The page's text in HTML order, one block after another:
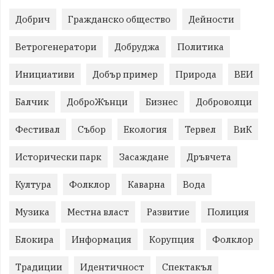
Добрич Гражданско общество Дейности
Ветрогенератори Добруджа Политика
Инициативи Добър пример Природа ВЕИ
Балчик ДоброЖънци Бизнес Доброволци
Фестивал Събор Екология Тервел ВиК
Исторически парк Засаждане Дръвчета
Култура Фолклор Каварна Вода
Музика Местна власт Развитие Полиция
Блокира Информация Корупция Фолклор
Традиции Идентичност Спектакъл